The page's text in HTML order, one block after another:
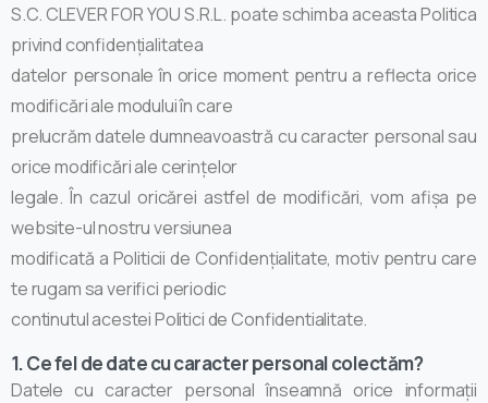
S.C. CLEVER FOR YOU S.R.L. poate schimba aceasta Politica
privind confidențialitatea
datelor personale în orice moment pentru a reflecta orice
modificări ale modului în care
prelucrăm datele dumneavoastră cu caracter personal sau
orice modificări ale cerințelor
legale. În cazul oricărei astfel de modificări, vom afișa pe
website-ul nostru versiunea
modificată a Politicii de Confidențialitate, motiv pentru care
te rugam sa verifici periodic
continutul acestei Politici de Confidentialitate.
1. Ce fel de date cu caracter personal colectăm?
Datele cu caracter personal înseamnă orice informații